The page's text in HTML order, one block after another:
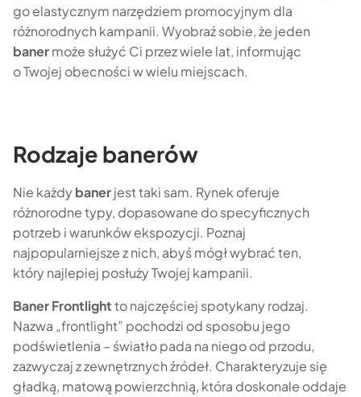
go elastycznym narzędziem promocyjnym dla
różnorodnych kampanii. Wyobraź sobie, że jeden
banermoże służyć Ci przez wiele lat, informując
o Twojej obecności w wielu miejscach.
Rodzaje banerów
Nie każdybanerjest taki sam. Rynek oferuje
różnorodne typy, dopasowane do specyficznych
potrzeb i warunków ekspozycji. Poznaj
najpopularniejsze z nich, abyś mógł wybrać ten,
który najlepiej posłuży Twojej kampanii.
Baner Frontlightto najczęściej spotykany rodzaj.
Nazwa „frontlight” pochodzi od sposobu jego
podświetlenia – światło pada na niego od przodu,
zazwyczaj z zewnętrznych źródeł. Charakteryzuje się
gładką, matową powierzchnią, która doskonale oddaje